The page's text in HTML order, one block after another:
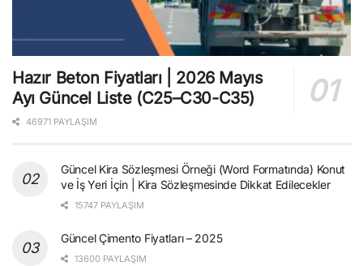
Hazır Beton Fiyatları | 2026 Mayıs
Ayı Güncel Liste (C25–C30-C35)
46971 PAYLAŞIM
Güncel Kira Sözleşmesi Örneği (Word Formatında) Konut
ve İş Yeri İçin | Kira Sözleşmesinde Dikkat Edilecekler
15747 PAYLAŞIM
Güncel Çimento Fiyatları – 2025
13600 PAYLAŞIM